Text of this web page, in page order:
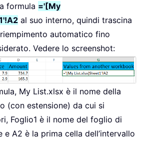
formula ='[My
al suo interno, quindi trascina
automatico fino
Vedere lo screenshot:
My List.xlsx è il nome della
(con estensione) da cui si
Foglio1 è il nome del foglio di
e A2 è la prima cella dell’intervallo